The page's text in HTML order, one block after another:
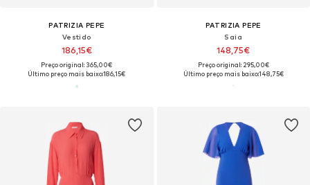
PATRIZIA PEPE
Vestido
186,15€
Preço original: 365,00€
Último preço mais baixo:186,15€
PATRIZIA PEPE
Saia
148,75€
Preço original: 295,00€
Último preço mais baixo:148,75€